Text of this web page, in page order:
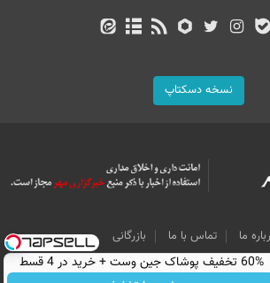
نسخه دسکتاپ
ما تماس با ما
بازرگانی
All Content by Mehr News Agency is licensed
Attribution 4.0 International
60% تخفیف پوشاک جین وست + خرید در 4 قسط